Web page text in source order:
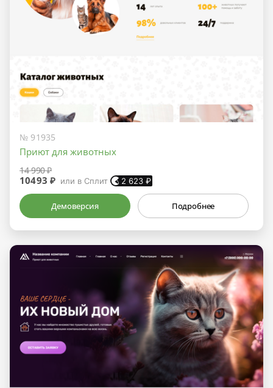
№ 91935
Приют для животных
14 990 ₽
10493 ₽ или в Сплит 2 623 ₽
Демоверсия Подробнее